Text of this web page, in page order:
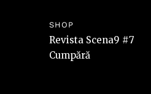
SHOP
Revista Scena9 #7
Cumpără